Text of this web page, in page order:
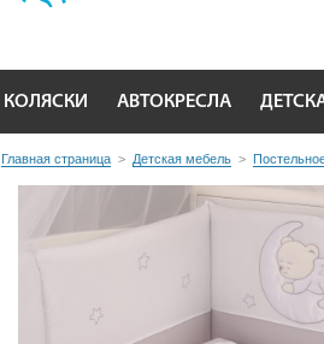
КОЛЯСКИ АВТОКРЕСЛА
Главная страница > Детская мебель >